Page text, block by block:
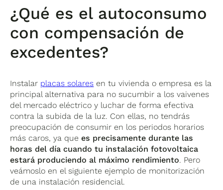
¿Qué es el autoconsumo
con compensación de
excedentes?
Instalar placas solares en tu vivienda o empresa es la
principal alternativa para no sucumbir a los vaivenes
del mercado eléctrico y luchar de forma efectiva
contra la subida de la luz. Con ellas, no tendrás
preocupación de consumir en los periodos horarios
más caros, ya quees precisamente durante las
horas del día cuando tu instalación fotovoltaica
estará produciendo al máximo rendimiento. Pero
veámoslo en el siguiente ejemplo de monitorización
de una instalación residencial.